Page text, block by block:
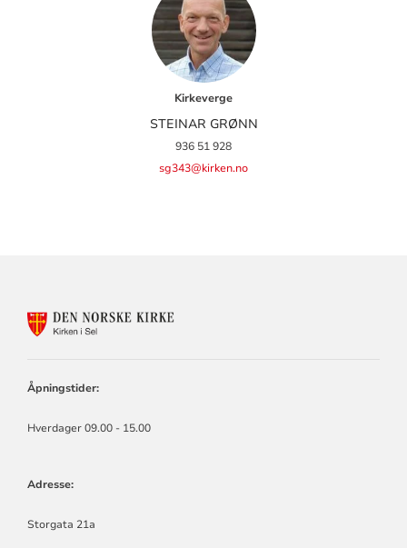
Kirkeverge
STEINAR GRØNN
936 51 928
sg343@kirken.no
Åpningstider:
Hverdager 09.00 - 15.00
Adresse:
Storgata 21a